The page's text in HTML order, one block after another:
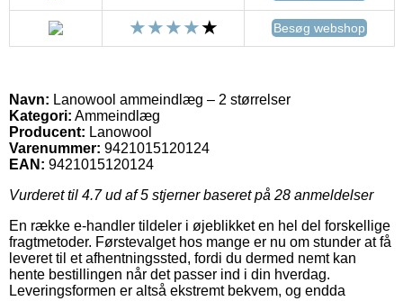
Besøg webshop
Navn: Lanowool ammeindlæg – 2 størrelser
Kategori: Ammeindlæg
Producent: Lanowool
Varenummer: 9421015120124
EAN: 9421015120124
Vurderet til 4.7ud af 5 stjerner baseret på 28 anmeldelser
En række e-handler tildeler i øjeblikket en hel del forskellige
fragtmetoder. Førstevalget hos mange er nu om stunder at få
leveret til et afhentningssted, fordi du dermed nemt kan
hente bestillingen når det passer ind i din hverdag.
Leveringsformen er altså ekstremt bekvem, og endda